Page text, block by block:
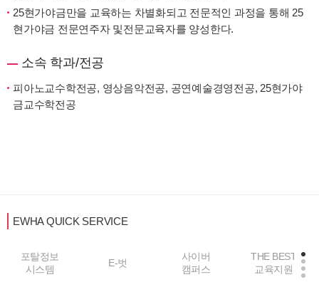
25현가야금만을 교육하는 차별화되고 전문적인 과정을 통해 25
현가야금 전문연주자 및전문교육자를 양성한다.
소속 학과/전공
피아노교수학전공, 영상음악전공, 공연예술경영전공, 25현가야
금교수학전공
EWHA QUICK SERVICE
포탈정보
시스템
E-벗
사이버
캠퍼스
THE BEST
교육지원